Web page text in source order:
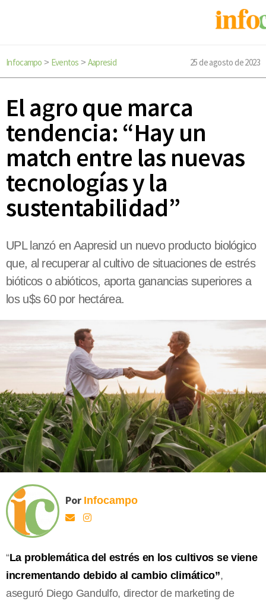
Infocampo > Eventos > Aapresid 25 de agosto de 2023
El agro que marca
tendencia: “Hay un
match entre las nuevas
tecnologías y la
sustentabilidad”
UPL lanzó en Aapresid un nuevo producto biológico
que, al recuperar al cultivo de situaciones de estrés
bióticos o abióticos, aporta ganancias superiores a
los u$s 60 por hectárea.
Por Infocampo
“La problemática del estrés en los cultivos se viene
incrementando debido al cambio climático”,
aseguró Diego Gandulfo, director de marketing de